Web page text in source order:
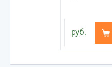
руб.